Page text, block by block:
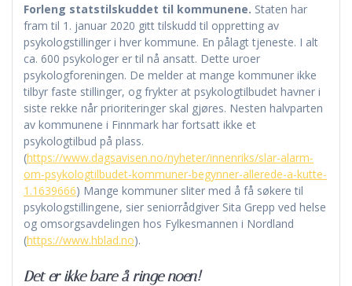
Forleng statstilskuddet til kommunene. Staten har
fram til 1. januar 2020 gitt tilskudd til oppretting av
psykologstillinger i hver kommune. En pålagt tjeneste. I alt
ca. 600 psykologer er til nå ansatt. Dette uroer
psykologforeningen. De melder at mange kommuner ikke
tilbyr faste stillinger, og frykter at psykologtilbudet havner i
siste rekke når prioriteringer skal gjøres. Nesten halvparten
av kommunene i Finnmark har fortsatt ikke et
psykologtilbud på plass.
(https://www.dagsavisen.no/nyheter/innenriks/slar-alarm-
om-psykologtilbudet-kommuner-begynner-allerede-a-kutte-
1.1639666) Mange kommuner sliter med å få søkere til
psykologstillingene, sier seniorrådgiver Sita Grepp ved helse
og omsorgsavdelingen hos Fylkesmannen i Nordland
(https://www.hblad.no).
Det er ikke bare å ringe noen!